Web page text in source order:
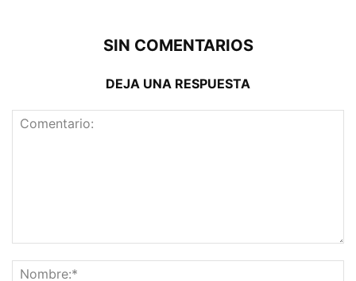
SIN COMENTARIOS
DEJA UNA RESPUESTA